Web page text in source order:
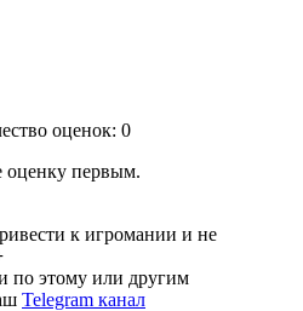
оценок: 0
оценку первым.
к игромании и не
по этому или другим
Telegram канал